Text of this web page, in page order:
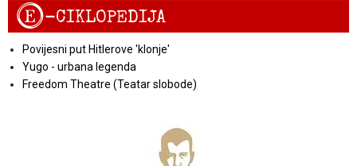
E-CIKLOPEDIJA
Povijesni put Hitlerove 'klonje'
Yugo - urbana legenda
Freedom Theatre (Teatar slobode)